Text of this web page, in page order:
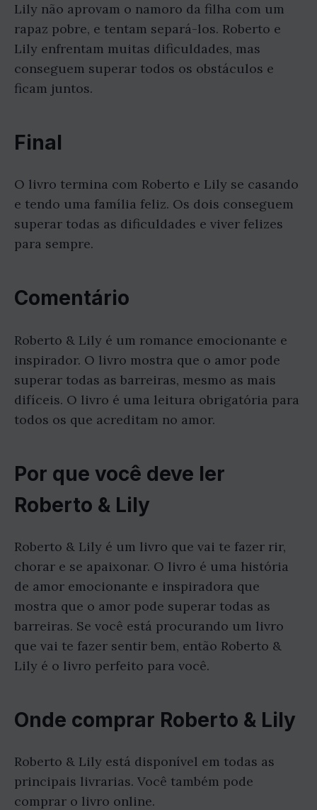
Lily não aprovam o namoro da filha com um
rapaz pobre, e tentam separá-los. Roberto e
Lily enfrentam muitas dificuldades, mas
conseguem superar todos os obstáculos e
ficam juntos.
Final
O livro termina com Roberto e Lily se casando
e tendo uma família feliz. Os dois conseguem
superar todas as dificuldades e viver felizes
para sempre.
Comentário
Roberto & Lily é um romance emocionante e
inspirador. O livro mostra que o amor pode
superar todas as barreiras, mesmo as mais
difíceis. O livro é uma leitura obrigatória para
todos os que acreditam no amor.
Por que você deve ler
Roberto & Lily
Roberto & Lily é um livro que vai te fazer rir,
chorar e se apaixonar. O livro é uma história
de amor emocionante e inspiradora que
mostra que o amor pode superar todas as
barreiras. Se você está procurando um livro
que vai te fazer sentir bem, então Roberto &
Lily é o livro perfeito para você.
Onde comprar Roberto & Lily
Roberto & Lily está disponível em todas as
principais livrarias. Você também pode
comprar o livro online.